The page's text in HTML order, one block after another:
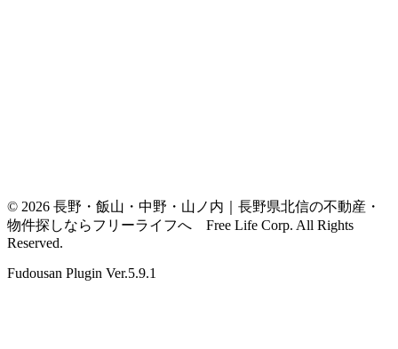
© 2026 長野・飯山・中野・山ノ内｜長野県北信の不動産・
物件探しならフリーライフへ Free Life Corp. All Rights
Reserved.
Fudousan Plugin Ver.5.9.1